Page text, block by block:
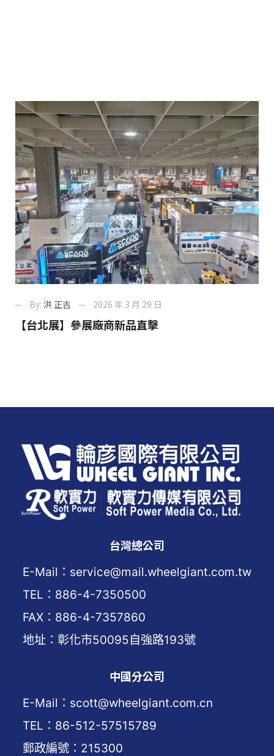
By: 洪 正吉 2026 年 3 月 29 日
【台北展】參展廠商新品直擊
台灣總公司
E-Mail：service@mail.wheelgiant.com.tw
TEL：886-4-7350500
FAX：886-4-7357860
地址：彰化市50095自強路193號
中國分公司
E-Mail：scott@wheelgiant.com.cn
TEL：86-512-57515789
郵政編號：215300